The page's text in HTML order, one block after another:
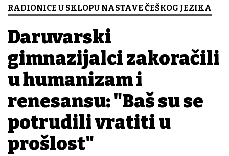
RADIONICE U SKLOPU NASTAVE ČEŠKOG JEZIKA
Daruvarski
gimnazijalci zakoračili
u humanizam i
renesansu: "Baš su se
potrudili vratiti u
prošlost"